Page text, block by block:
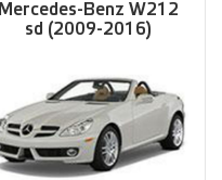
Mercedes-Benz W212
sd (2009-2016)